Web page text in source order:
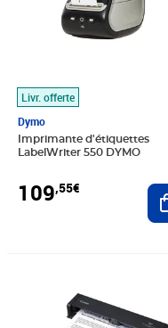
Livr. offerte
Dymo
Imprimante d'étiquettes
LabelWriter 550 DYMO
109,55€